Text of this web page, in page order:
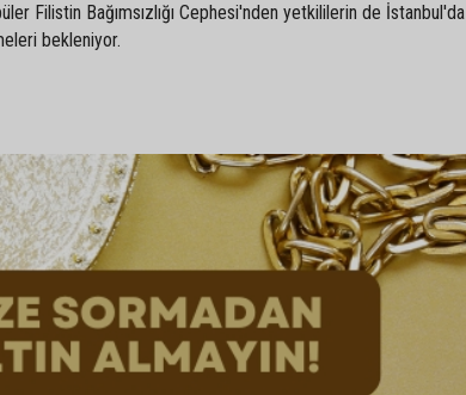
Filistin Bağımsızlığı Cephesi'nden yetkililerin de İstanbul'da
bekleniyor.